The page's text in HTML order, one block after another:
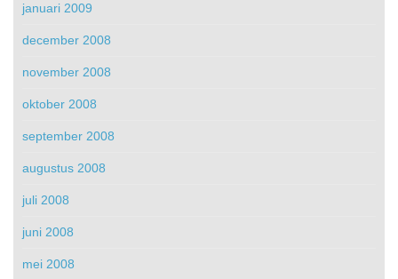
januari 2009
december 2008
november 2008
oktober 2008
september 2008
augustus 2008
juli 2008
juni 2008
mei 2008